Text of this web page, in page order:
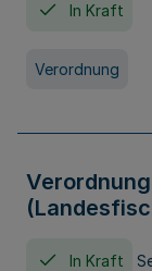
In Kraft
Verordnung
In Kraft